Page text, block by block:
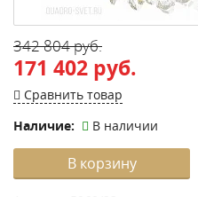
342 804 руб.
171 402 руб.
Сравнить товар
Наличие:
В наличии
В корзину